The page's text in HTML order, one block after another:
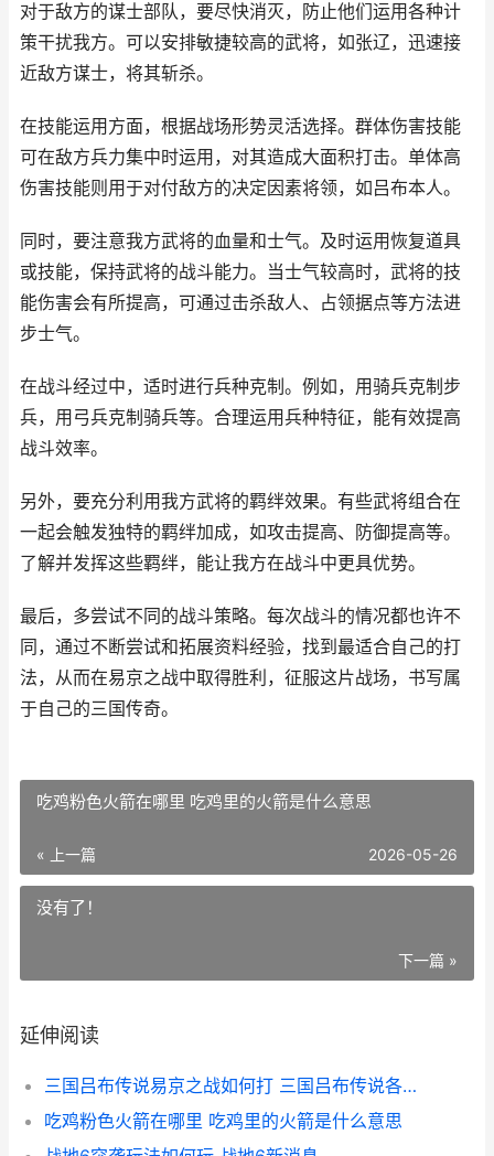
对于敌方的谋士部队，要尽快消灭，防止他们运用各种计
策干扰我方。可以安排敏捷较高的武将，如张辽，迅速接
近敌方谋士，将其斩杀。
在技能运用方面，根据战场形势灵活选择。群体伤害技能
可在敌方兵力集中时运用，对其造成大面积打击。单体高
伤害技能则用于对付敌方的决定因素将领，如吕布本人。
同时，要注意我方武将的血量和士气。及时运用恢复道具
或技能，保持武将的战斗能力。当士气较高时，武将的技
能伤害会有所提高，可通过击杀敌人、占领据点等方法进
步士气。
在战斗经过中，适时进行兵种克制。例如，用骑兵克制步
兵，用弓兵克制骑兵等。合理运用兵种特征，能有效提高
战斗效率。
另外，要充分利用我方武将的羁绊效果。有些武将组合在
一起会触发独特的羁绊加成，如攻击提高、防御提高等。
了解并发挥这些羁绊，能让我方在战斗中更具优势。
最后，多尝试不同的战斗策略。每次战斗的情况都也许不
同，通过不断尝试和拓展资料经验，找到最适合自己的打
法，从而在易京之战中取得胜利，征服这片战场，书写属
于自己的三国传奇。
吃鸡粉色火箭在哪里 吃鸡里的火箭是什么意思
« 上一篇 2026-05-26
没有了！
下一篇 »
延伸阅读
三国吕布传说易京之战如何打 三国吕布传说各难度奖励
吃鸡粉色火箭在哪里 吃鸡里的火箭是什么意思